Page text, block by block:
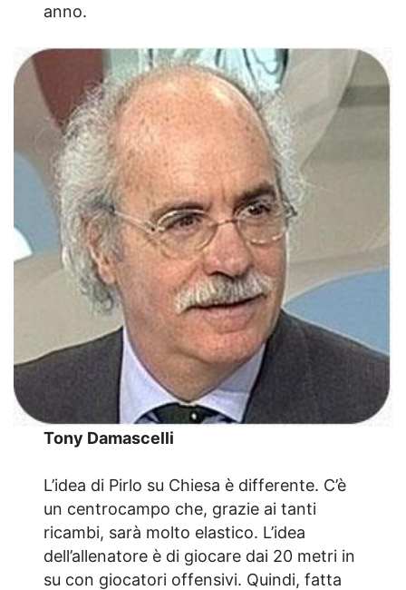
anno.
Tony Damascelli
L’idea di Pirlo su Chiesa è differente. C’è
un centrocampo che, grazie ai tanti
ricambi, sarà molto elastico. L’idea
dell’allenatore è di giocare dai 20 metri in
su con giocatori offensivi. Quindi, fatta